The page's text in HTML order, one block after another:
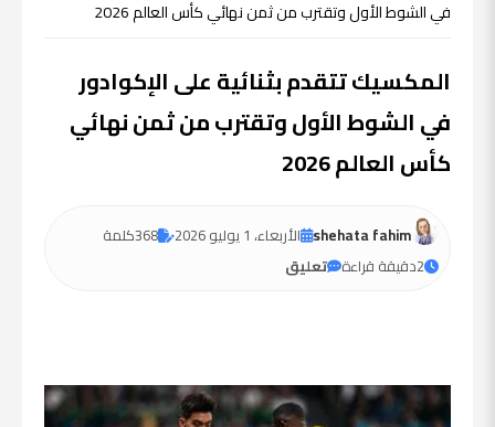
في الشوط الأول وتقترب من ثمن نهائي كأس العالم 2026
المكسيك تتقدم بثنائية على الإكوادور
في الشوط الأول وتقترب من ثمن نهائي
كأس العالم 2026
shehata fahim الأربعاء، 1 يوليو 2026 368كلمة
2دقيقة قراءة تعليق